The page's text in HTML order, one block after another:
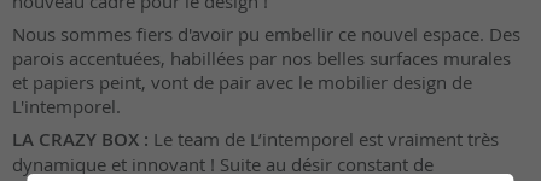
Nous sommes fiers d'avoir pu embellir ce nouvel espace. Des
parois accentuées, habillées par nos belles surfaces murales
et papiers peint, vont de pair avec le mobilier design de
L'intemporel.
LA CRAZY BOX : Le team de L’intemporel est vraiment très
dynamique et innovant ! Suite au désir constant de